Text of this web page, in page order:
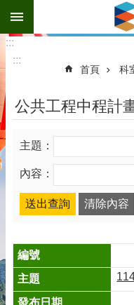
跳到主要內容區塊
:::
:::
首頁 科
公共工程中程計
主題：
內容：